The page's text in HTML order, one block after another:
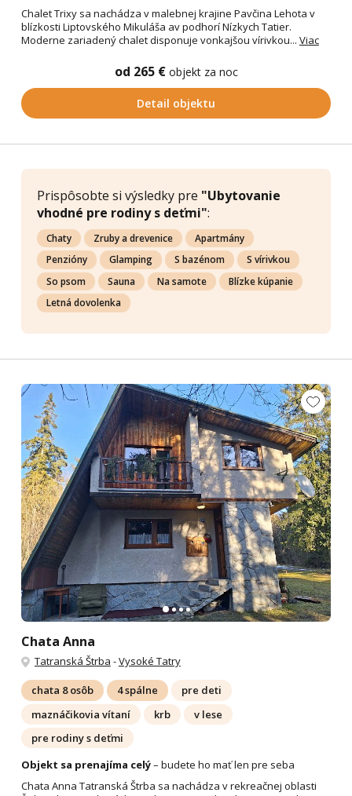
Chalet Trixy sa nachádza v malebnej krajine Pavčina Lehota v
blízkosti Liptovského Mikuláša av podhorí Nízkych Tatier.
Moderne zariadený chalet disponuje vonkajšou vírivkou... Viac
od 265 € objekt za noc
Detail objektu
Prispôsobte si výsledky pre "Ubytovanie
vhodné pre rodiny s deťmi":
Chaty Zruby a drevenice
Apartmány
Penzióny
Glamping S bazénom
S vírivkou
So psom
Sauna Na samote
Blízke kúpanie
Letná dovolenka
Chata Anna
Tatranská Štrba -Vysoké Tatry
chata 8 osôb 4 spálne
pre deti
maznáčikovia vítaní
krb
v lese
pre rodiny s deťmi
Objekt sa prenajíma celý– budete ho mať len pre seba
Chata Anna Tatranská Štrba sa nachádza v rekreačnej oblasti